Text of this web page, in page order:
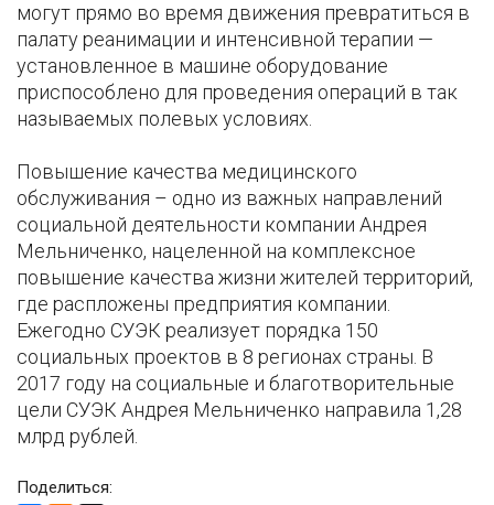
могут прямо во время движения превратиться в
палату реанимации и интенсивной терапии —
установленное в машине оборудование
приспособлено для проведения операций в так
называемых полевых условиях.
Повышение качества медицинского
обслуживания – одно из важных направлений
социальной деятельности компании Андрея
Мельниченко, нацеленной на комплексное
повышение качества жизни жителей территорий,
где распложены предприятия компании.
Ежегодно СУЭК реализует порядка 150
социальных проектов в 8 регионах страны. В
2017 году на социальные и благотворительные
цели СУЭК Андрея Мельниченко направила 1,28
млрд рублей.
Поделиться: